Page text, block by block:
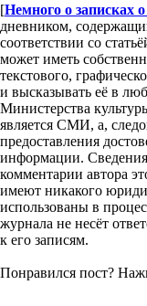
[Немного о записках
дневником,
соответствии со
может иметь
текстового,
и высказывать её в
Министерства
является СМИ, а,
предоставления
информации.
комментарии автора
имеют никакого
использованы в
журнала не несёт
к его записям.
Понравился пост?